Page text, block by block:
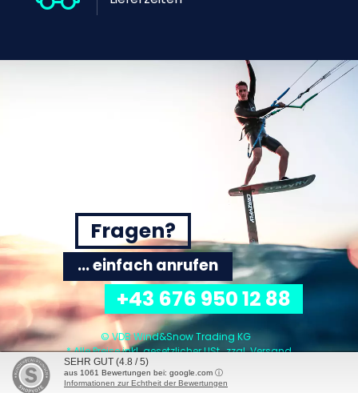
© VDB Wind&Snow Trading KG
* Alle Preise inkl. gesetzlicher USt., zzgl.Versand
Fragen?
... einfach anrufen
+43 676 950 12 88
SEHR GUT (4.8 / 5)
aus 1061 Bewertungen bei: google.com ⓘ
Informationen zur Echtheit der Bewertungen